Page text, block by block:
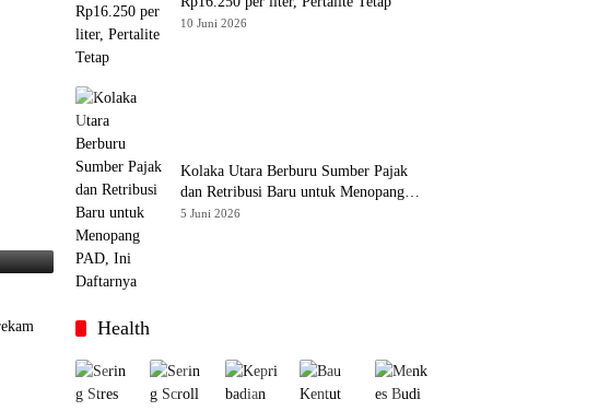
10 Juni 2026
Kolaka Utara Berburu Sumber Pajak
dan Retribusi Baru untuk Menopang
PAD, Ini Daftarnya
5 Juni 2026
Health